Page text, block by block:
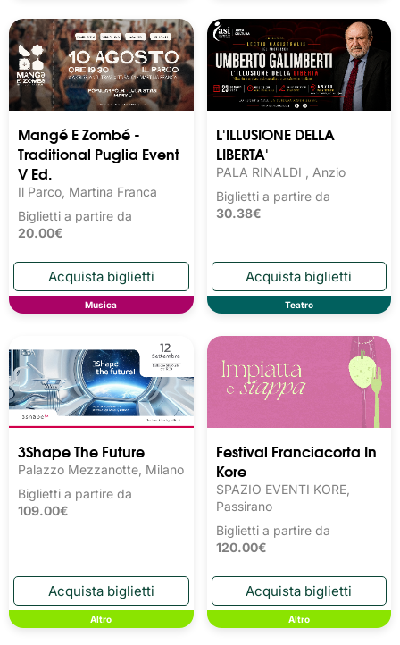
Mangé E Zombé -
Traditional Puglia Event
V Ed.
Il Parco, Martina Franca
Biglietti a partire da
20.00€
Musica
L'ILLUSIONE DELLA
LIBERTA'
PALA RINALDI , Anzio
Biglietti a partire da
30.38€
Teatro
3Shape The Future
Palazzo Mezzanotte, Milano
Biglietti a partire da
109.00€
Altro
Festival Franciacorta In
Kore
SPAZIO EVENTI KORE,
Passirano
Biglietti a partire da
120.00€
Altro